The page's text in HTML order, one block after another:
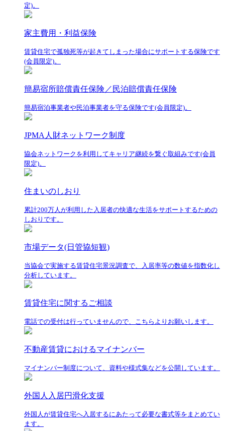
定)。
家主費用・利益保険
賃貸住宅で孤独死等が起きてしまった場合にサポートする保険です
(会員限定)。
簡易宿所賠償責任保険／民泊賠償責任保険
簡易宿泊事業者や民泊事業者を守る保険です(会員限定)。
JPMA人財ネットワーク制度
協会ネットワークを利用してキャリア継続を繋ぐ取組みです(会員
限定)。
住まいのしおり
累計200万人が利用した入居者の快適な生活をサポートするための
しおりです。
市場データ(日管協短観)
当協会で実施する賃貸住宅景況調査で、入居率等の数値を指数化し
分析しています。
賃貸住宅に関するご相談
電話での受付は行っていませんので、こちらよりお願いします。
不動産賃貸におけるマイナンバー
マイナンバー制度について、資料や様式集などを公開しています。
外国人入居円滑化支援
外国人が賃貸住宅へ入居するにあたって必要な書式等をまとめてい
ます。